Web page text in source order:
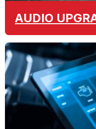
AUDIO